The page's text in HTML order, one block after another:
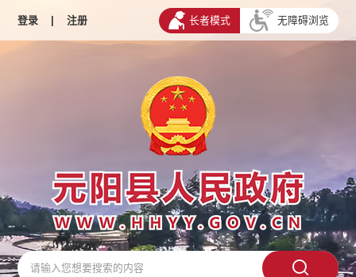
登录 | 注册 长者模式 无障碍浏览